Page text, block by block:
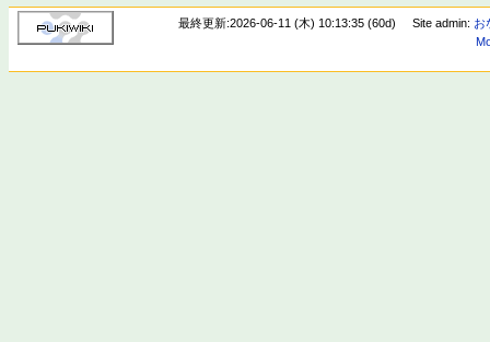
最終更新:2026-06-11 (木) 10:13:35 (60d) Site admin: お